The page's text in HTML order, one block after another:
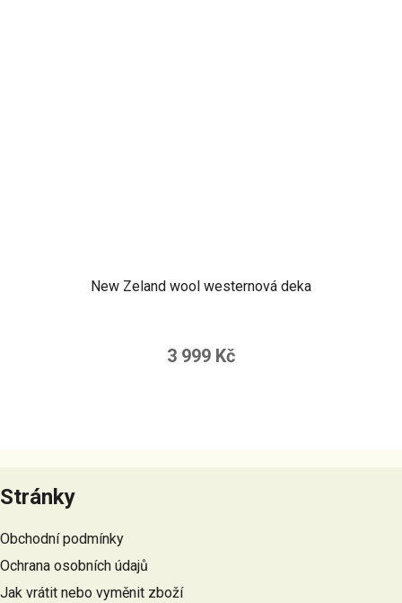
New Zeland wool westernová deka
3 999 Kč
á
p
a
í
Stránky
Obchodní podmínky
Ochrana osobních údajů
Jak vrátit nebo vyměnit zboží